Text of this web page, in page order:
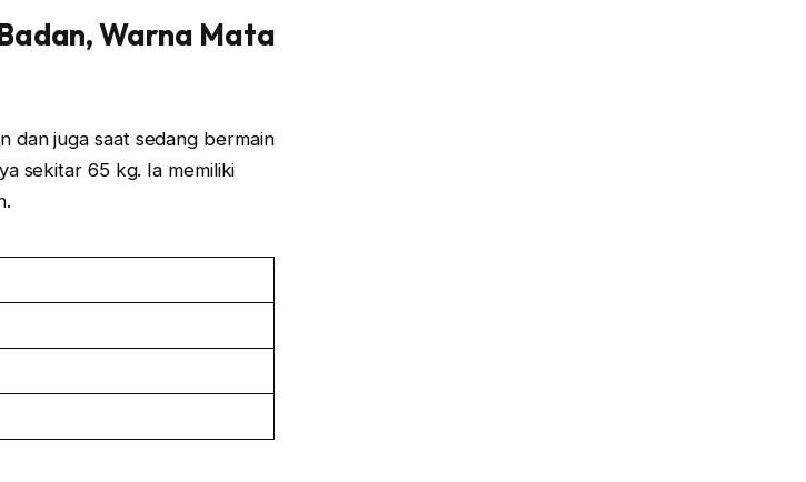
Warna Mata
dan juga saat sedang bermain
sekitar 65 kg. Ia memiliki